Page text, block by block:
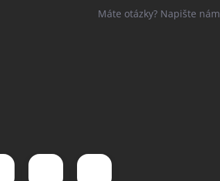
Máte otázky? Napište nám